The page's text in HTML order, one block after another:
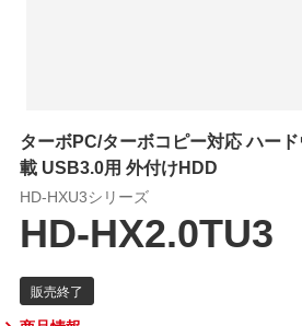
ターボPC/ターボコピー対応 ハー
載 USB3.0用 外付けHDD
HD-HXU3シリーズ
HD-HX2.0TU3